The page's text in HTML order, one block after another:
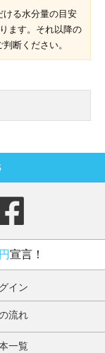
ける水分量の目安
ます。それ以降の
断ください。
宣言！
イン
流れ
一覧